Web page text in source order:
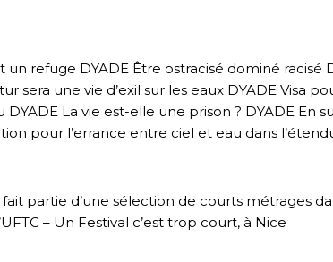
refuge DYADE Être ostracisé dominé racisé
une vie d’exil sur les eaux DYADE Visa
La vie est-elle une prison ? DYADE En
pour l’errance entre ciel et eau dans
partie d’une sélection de courts métrages
– Un Festival c’est trop court, à Nice